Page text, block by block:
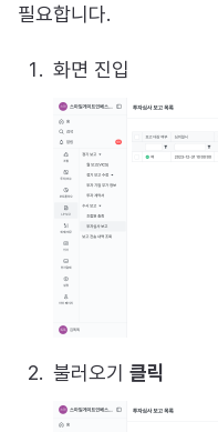
필요합니다.
화면 진입
불러오기 클릭